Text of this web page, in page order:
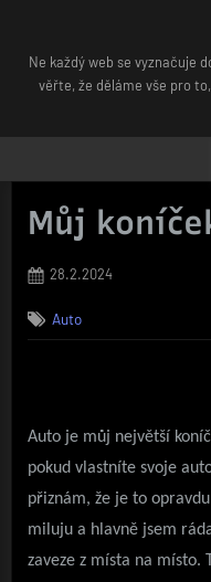
contentNe každý web se vyznačuje
věřte, že děláme vše pro
Můj
Posted
28.2.2024
Auto
Auto je můj největší
pokud vlastníte svoje
přiznám, že je to
miluju a hlavně jsem
zaveze z místa na místo.